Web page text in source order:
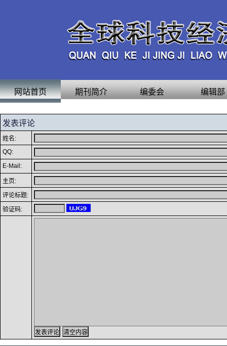
网站首页 期刊简介 编委会 编辑部
发表评论
姓名:
QQ:
E-Mail:
主页:
评论标题:
验证码: